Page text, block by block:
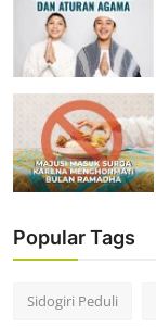
Popular Tags
Sidogiri Peduli